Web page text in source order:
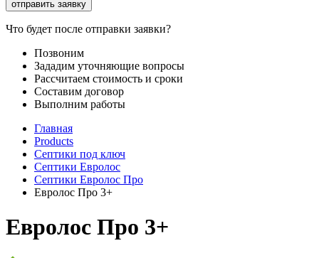
Что будет после отправки заявки?
Позвоним
Зададим уточняющие вопросы
Рассчитаем стоимость и сроки
Составим договор
Выполним работы
Главная
Products
Септики под ключ
Септики Евролос
Септики Евролос Про
Евролос Про 3+
Евролос Про 3+